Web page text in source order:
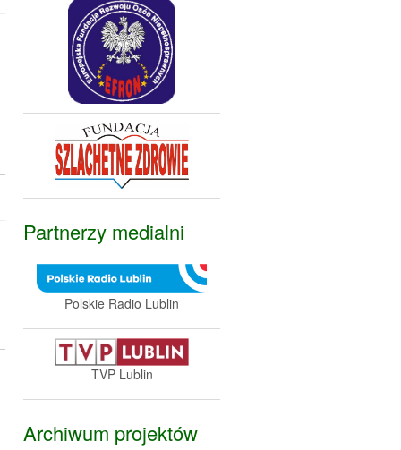
Partnerzy medialni
Polskie Radio Lublin
TVP Lublin
Archiwum projektów